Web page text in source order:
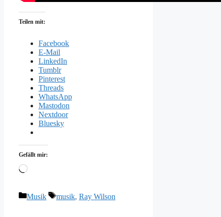
Teilen mit:
Facebook
E-Mail
LinkedIn
Tumblr
Pinterest
Threads
WhatsApp
Mastodon
Nextdoor
Bluesky
Gefällt mir:
Wird
Kategorien
Musik Schlagwörter
musik, Ray Wilson